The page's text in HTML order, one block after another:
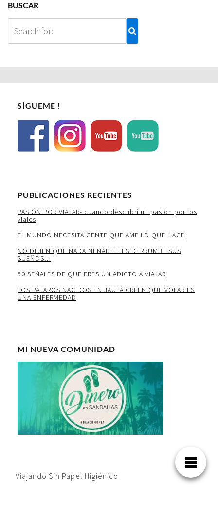
BUSCAR
SÍGUEME !
PUBLICACIONES RECIENTES
PASIÓN POR VIAJAR- cuando descubrí mi pasión por los
viajes
EL MUNDO NECESITA GENTE QUE AME LO QUE HACE
NO DEJEN QUE NADA NI NADIE LES DERRUMBE SUS
SUEÑOS…
50 SEÑALES DE QUE ERES UN ADICTO A VIAJAR
LOS PAJAROS NACIDOS EN JAULA CREEN QUE VOLAR ES
UNA ENFERMEDAD
MI NUEVA COMUNIDAD
Viajando Sin Papel Higiénico